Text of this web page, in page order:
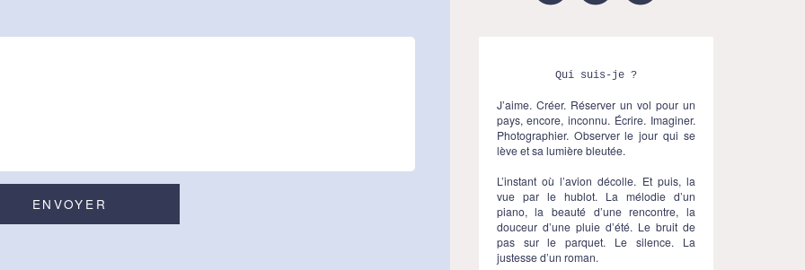
Qui suis-je ?
J’aime. Créer. Réserver un vol pour un
pays, encore, inconnu. Écrire. Imaginer.
Photographier. Observer le jour qui se
lève et sa lumière bleutée.
L’instant où l’avion décolle. Et puis, la
vue par le hublot. La mélodie d’un
piano, la beauté d’une rencontre, la
douceur d’une pluie d’été. Le bruit de
pas sur le parquet. Le silence. La
justesse d’un roman.